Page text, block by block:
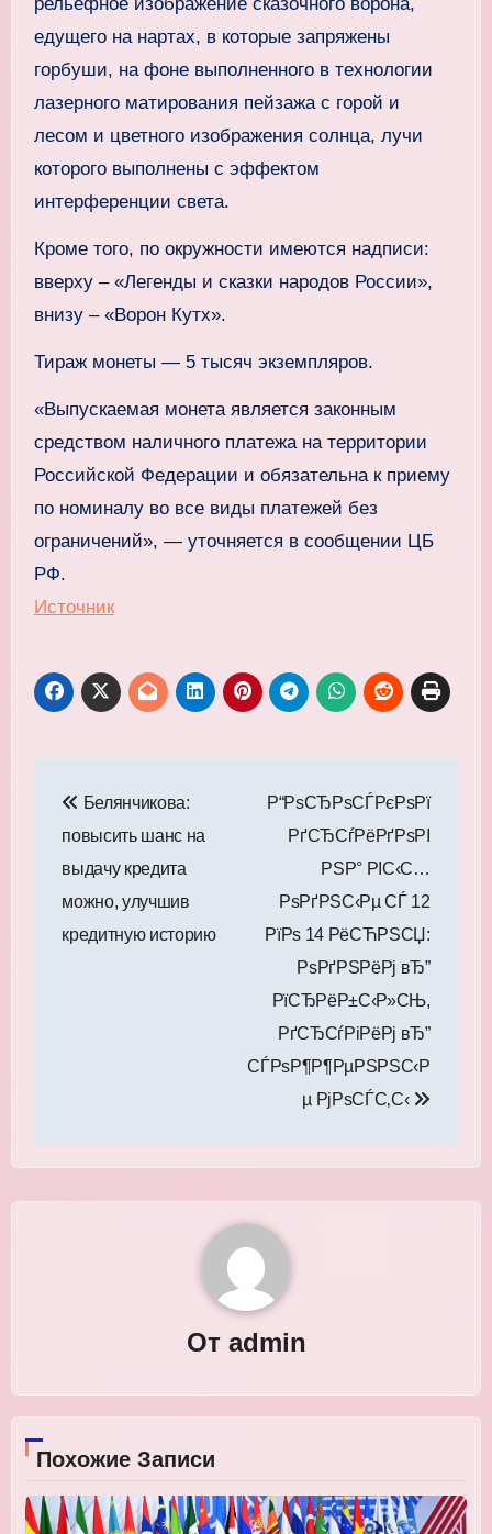
рельефное изображение сказочного ворона,
едущего на нартах, в которые запряжены
горбуши, на фоне выполненного в технологии
лазерного матирования пейзажа с горой и
лесом и цветного изображения солнца, лучи
которого выполнены с эффектом
интерференции света.
Кроме того, по окружности имеются надписи:
вверху – «Легенды и сказки народов России»,
внизу – «Ворон Кутх».
Тираж монеты — 5 тысяч экземпляров.
«Выпускаемая монета является законным
средством наличного платежа на территории
Российской Федерации и обязательна к приему
по номиналу во все виды платежей без
ограничений», — уточняется в сообщении ЦБ
РФ.
Источник
по
записям
Белянчикова:
повысить шанс на
выдачу кредита
можно, улучшив
кредитную историю
Р“РѕСЂРѕСЃРєРѕРї
РґСЂСѓРёРґРѕРІ
РЅР° РІС‹С…
РѕРґРЅС‹Рµ СЃ 12
РїРѕ 14 РёСЋРЅСЏ:
РѕРґРЅРёРј вЂ”
РїСЂРёР±С‹Р»СЊ,
РґСЂСѓРіРёРј вЂ”
СЃРѕР¶Р¶РµРЅРЅС‹Р
µ РјРѕСЃС‚С‹
От admin
Похожие Записи